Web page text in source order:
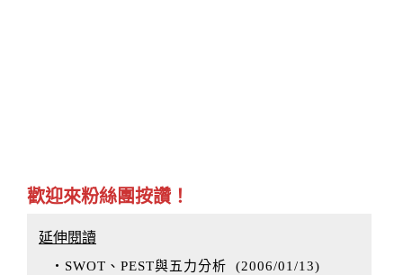
歡迎來粉絲團按讚！
延伸閱讀
‧SWOT、PEST與五力分析 (2006/01/13)